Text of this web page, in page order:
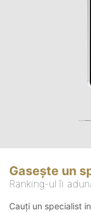
Gasește un
Ranking-ul îi
Cauți un specialist